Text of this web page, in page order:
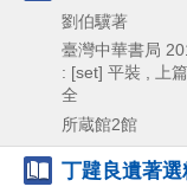
劉伯驥著
臺灣中華書局
: [set] 平裝 , 上
全
所蔵館2館
丁韙良遺著選